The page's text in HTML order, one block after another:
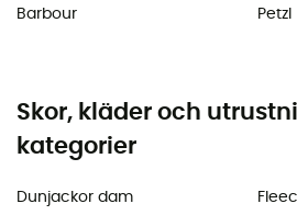
Barbour
Petzl
Skor, kläder och
kategorier
Dunjackor dam